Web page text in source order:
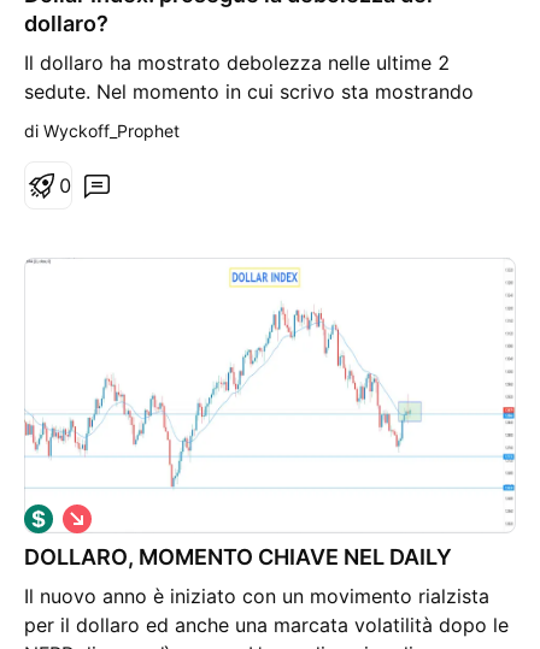
dollaro?
Il dollaro ha mostrato debolezza nelle ultime 2
sedute. Nel momento in cui scrivo sta mostrando
tonicità puntando al rialzo. Tuttavia potremmo anche
vedere una inversione sull'area evidenzata. La rottura
dell'area a rialzo potrebbe al contrario vedere di
nuovo forza del dollaro.
t
di Wyckoff_Prophet
0
DOLLARO, MOMENTO CHIAVE NEL DAILY
Il nuovo anno è iniziato con un movimento rialzista
per il dollaro ed anche una marcata volatilità dopo le
S
h
o
t